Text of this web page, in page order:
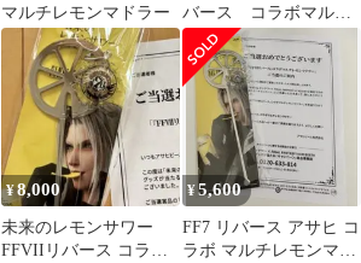
マルチレモンマドラー
バース コラボマルチ
レモンマドラー
¥8,000
未来のレモンサワー
FFVIIリバース コラボ
¥5,600
FF7 リバース アサヒ コ
ラボ マルチレモンマド